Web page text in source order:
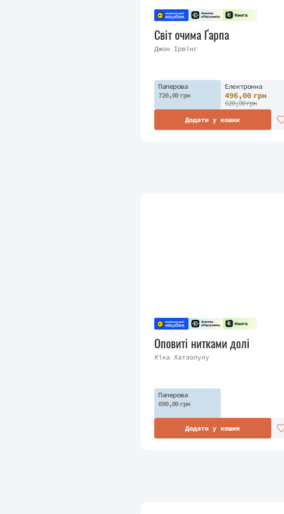
Світ очима Ґарпа
Джон Ірвінг
Паперова
720,00 грн
Електронна
496,00 грн
620,00 грн
Додати у кошик
Оповиті нитками долі
Кіка Хатзопулу
Паперова
690,00 грн
Додати у кошик